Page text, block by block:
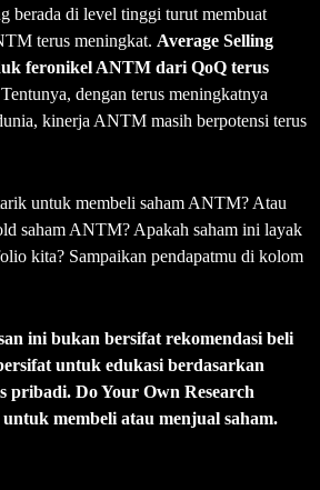
berada di level tinggi turut membuat
terus meningkat. Average Selling
feronikel ANTM dari QoQ terus
dengan terus meningkatnya
kinerja ANTM masih berpotensi terus
untuk membeli saham ANTM? Atau
saham ANTM? Apakah saham ini layak
kita? Sampaikan pendapatmu di kolom
ini bukan bersifat rekomendasi beli
untuk edukasi berdasarkan
pribadi. Do Your Own Research
membeli atau menjual saham.